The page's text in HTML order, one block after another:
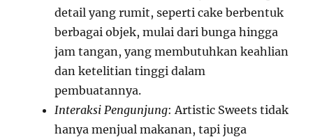
detail yang rumit, seperti cake berbentuk
berbagai objek, mulai dari bunga hingga
jam tangan, yang membutuhkan keahlian
dan ketelitian tinggi dalam
pembuatannya.
Interaksi Pengunjung: Artistic Sweets tidak
hanya menjual makanan, tapi juga